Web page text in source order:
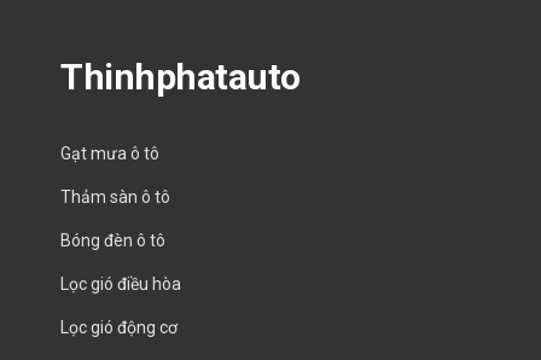
Thinhphatauto
Gạt mưa ô tô
Thảm sàn ô tô
Bóng đèn ô tô
Lọc gió điều hòa
Lọc gió động cơ